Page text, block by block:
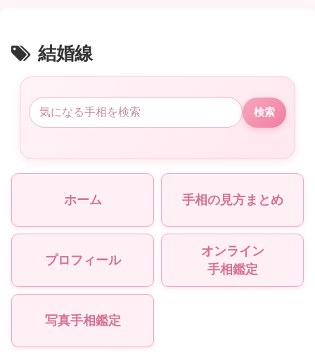
結婚線
検索
ホーム 手相の見方まとめ
プロフィール
オンライン
手相鑑定
写真手相鑑定